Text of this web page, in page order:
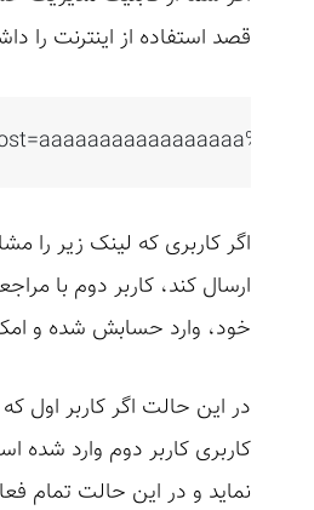
قصد استفاده از اینترنت را
اگر کاربری که لینک زیر را
ارسال کند، کاربر دوم با
خود، وارد حسابش شده و
در این حالت اگر کاربر اول
کاربری کاربر دوم وارد شده
نماید و در این حالت تمام